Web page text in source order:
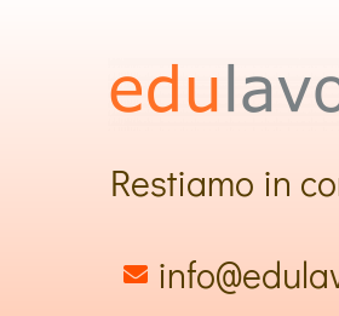
Restiamo in